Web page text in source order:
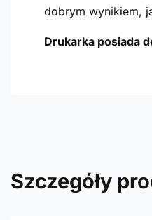
dobrym wynikiem,
Drukarka posiada
Szczegóły